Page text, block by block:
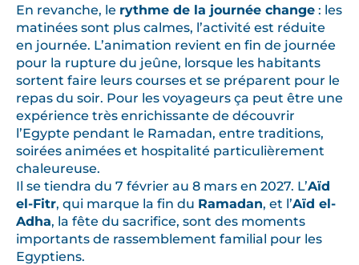
En revanche, le rythme de la journée change : les
matinées sont plus calmes, l’activité est réduite
en journée. L’animation revient en fin de journée
pour la rupture du jeûne, lorsque les habitants
sortent faire leurs courses et se préparent pour le
repas du soir. Pour les voyageurs ça peut être une
expérience très enrichissante de découvrir
l’Egypte pendant le Ramadan, entre traditions,
soirées animées et hospitalité particulièrement
chaleureuse.
Il se tiendra du 7 février au 8 mars en 2027. L’Aïd
el-Fitr, qui marque la fin du Ramadan, et l’Aïd el-
Adha, la fête du sacrifice, sont des moments
importants de rassemblement familial pour les
Egyptiens.